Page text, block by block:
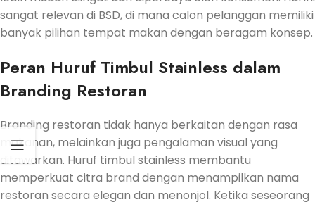
sangat relevan di BSD, di mana calon pelanggan memiliki
banyak pilihan tempat makan dengan beragam konsep.
Peran Huruf Timbul Stainless dalam
Branding Restoran
Branding restoran tidak hanya berkaitan dengan rasa
makanan, melainkan juga pengalaman visual yang
ditawarkan. Huruf timbul stainless membantu
memperkuat citra brand dengan menampilkan nama
restoran secara elegan dan menonjol. Ketika seseorang